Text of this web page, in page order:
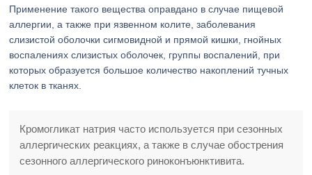
Применение такого вещества оправдано в случае пищевой
аллергии, а также при язвенном колите, заболевания
слизистой оболочки сигмовидной и прямой кишки, гнойных
воспалениях слизистых оболочек, группы воспалений, при
которых образуется большое количество накоплений тучных
клеток в тканях.
Кромогликат натрия часто используется при сезонных
аллергических реакциях, а также в случае обострения
сезонного аллергического риноконъюнктивита.